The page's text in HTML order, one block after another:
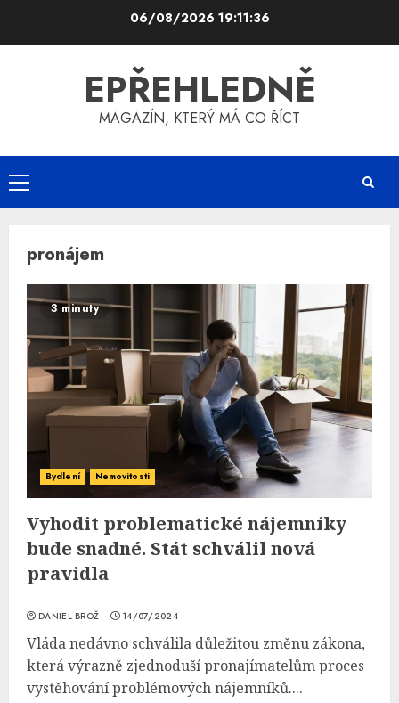
06/08/202619:11:37
EPŘEHLEDNĚ
MAGAZÍN, KTERÝ MÁ CO ŘÍCT
Primary
Menu
pronájem
3 minuty
Bydlení Nemovitosti
Vyhodit problematické nájemníky
bude snadné. Stát schválil nová
pravidla
DANIEL BROŽ 14/07/2024
Vláda nedávno schválila důležitou změnu zákona,
která výrazně zjednoduší pronajímatelům proces
vystěhování problémových nájemníků....